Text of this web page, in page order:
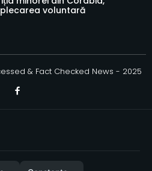
voluntară
& Fact Checked News - 2025